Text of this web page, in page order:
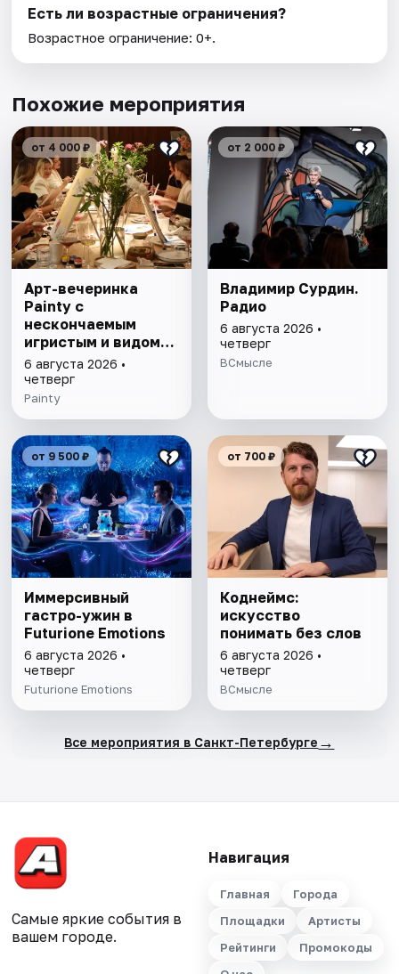
Есть ли возрастные ограничения?
Возрастное ограничение: 0+.
Похожие мероприятия
от 4 000 ₽
Арт-вечеринка
Painty с
нескончаемым
игристым и видом
на Театр им. Андрея
Миронова
6 августа 2026 •
четверг
Painty
от 2 000 ₽
Владимир Сурдин.
Радио
6 августа 2026 •
четверг
ВСмысле
от 9 500 ₽
Иммерсивный
гастро-ужин в
Futurione Emotions
6 августа 2026 •
четверг
Futurione Emotions
от 700 ₽
Коднеймс:
искусство
понимать без слов
6 августа 2026 •
четверг
ВСмысле
Все мероприятия в Санкт-Петербурге →
Самые яркие события в
вашем городе.
Навигация
Главная
Города
Площадки
Артисты
Рейтинги
Промокоды